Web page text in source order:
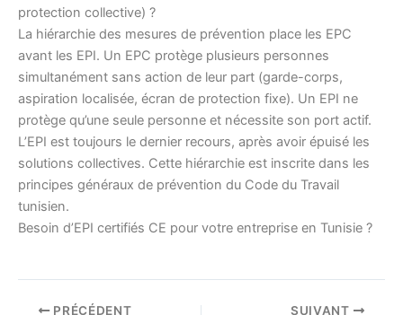
protection collective) ?
La hiérarchie des mesures de prévention place les EPC
avant les EPI. Un EPC protège plusieurs personnes
simultanément sans action de leur part (garde-corps,
aspiration localisée, écran de protection fixe). Un EPI ne
protège qu’une seule personne et nécessite son port actif.
L’EPI est toujours le dernier recours, après avoir épuisé les
solutions collectives. Cette hiérarchie est inscrite dans les
principes généraux de prévention du Code du Travail
tunisien.
Besoin d’EPI certifiés CE pour votre entreprise en Tunisie ?
PRÉCÉDENT SUIVANT